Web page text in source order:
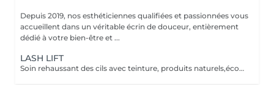
Depuis 2019, nos esthéticiennes qualifiées et passionnées vous
accueillent dans un véritable écrin de douceur, entièrement
dédié à votre bien-être et ...
LASH LIFT
Soin rehaussant des cils avec teinture, produits naturels,écocertifiés, et sans ammoniaque. Durée 6-8 semaines, compatible avec la grossesse.